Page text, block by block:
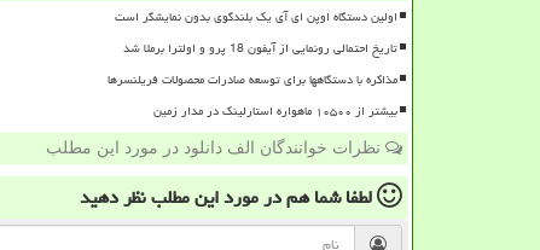
اولین دستگاه اوپن ای آی یک بلندگوی بدون نمایشگر است
تاریخ احتمالی رونمایی از آیفون 18 پرو و اولترا برملا شد
مذاکره با دستگاهها برای توسعه صادرات محصولات فریلنسرها
بیشتر از ۱۰۵۰۰ ماهواره استارلینک در مدار زمین
نظرات خوانندگان الف دانلود در مورد این مطلب
لطفا شما همدر مورد این مطلبنظر دهید